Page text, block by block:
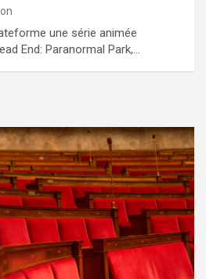
une série animée
End: Paranormal Park,…